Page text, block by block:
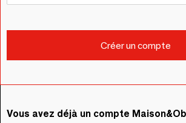
Vous avez déjà un compte